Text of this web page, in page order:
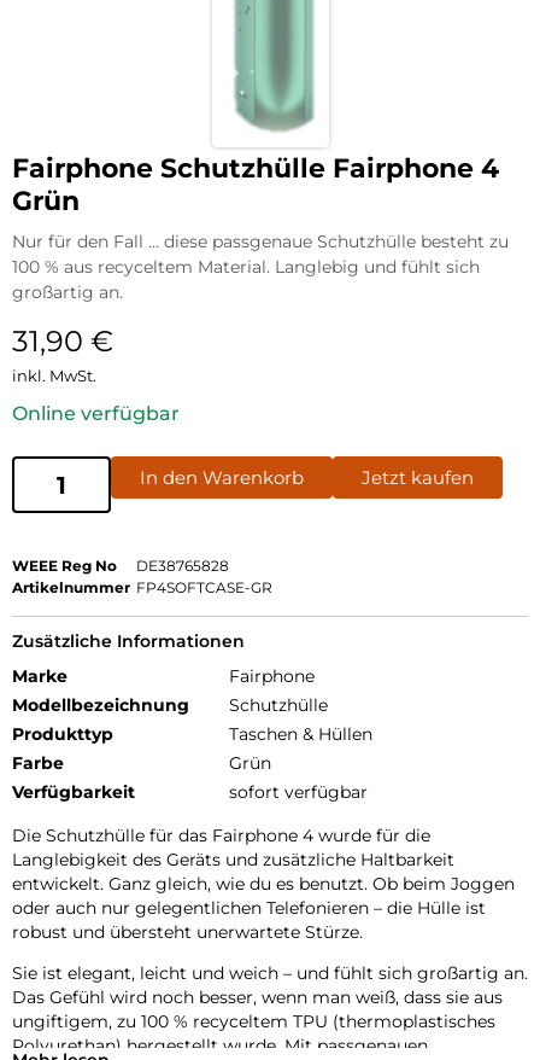
Fairphone Schutzhülle Fairphone 4
Grün
Nur für den Fall … diese passgenaue Schutzhülle besteht zu
100 % aus recyceltem Material. Langlebig und fühlt sich
großartig an.
31,90 €
inkl. MwSt.
Online verfügbar
In den Warenkorb Jetzt kaufen
WEEE Reg No
DE38765828
Artikelnummer FP4SOFTCASE-GR
Zusätzliche Informationen
Marke
Fairphone
Modellbezeichnung
Schutzhülle
Produkttyp
Taschen & Hüllen
Farbe
Grün
Verfügbarkeit
sofort verfügbar
Die Schutzhülle für das Fairphone 4 wurde für die
Langlebigkeit des Geräts und zusätzliche Haltbarkeit
entwickelt. Ganz gleich, wie du es benutzt. Ob beim Joggen
oder auch nur gelegentlichen Telefonieren – die Hülle ist
robust und übersteht unerwartete Stürze.
Sie ist elegant, leicht und weich – und fühlt sich großartig an.
Das Gefühl wird noch besser, wenn man weiß, dass sie aus
ungiftigem, zu 100 % recyceltem TPU (thermoplastisches
Polyurethan) hergestellt wurde. Mit passgenauen